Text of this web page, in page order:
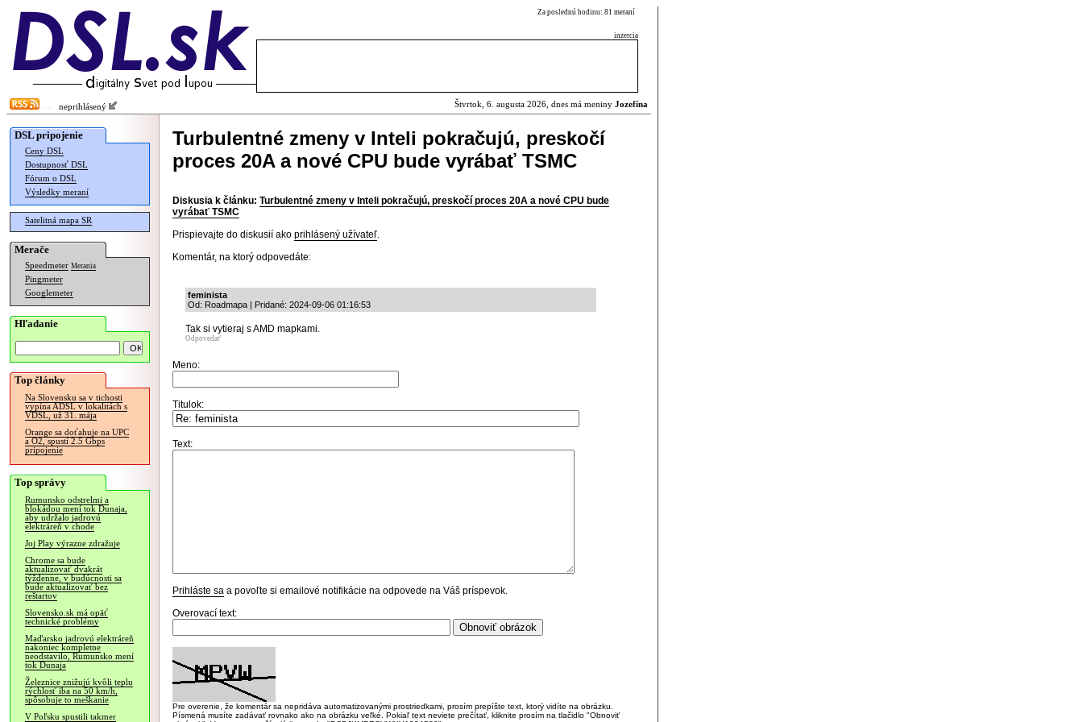
Za poslednú hodinu: 81 meraní
inzercia
neprihlásený Štvrtok, 6. augusta 2026, dnes má meniny Jozefína
DSL pripojenie
Ceny DSL
Dostupnosť DSL
Fórum o DSL
Výsledky meraní
Satelitná mapa SR
Merače
Speedmeter Merania
Pingmeter
Googlemeter
Hľadanie
Top články
Na Slovensku sa v tichosti
vypína ADSL v lokalitách s
VDSL, už 31. mája
Orange sa doťahuje na UPC
a O2, spustí 2.5 Gbps
pripojenie
Top správy
Rumunsko odstrelmi a
blokádou mení tok Dunaja,
aby udržalo jadrovú
elektráreň v chode
Joj Play výrazne zdražuje
Chrome sa bude
aktualizovať dvakrát
týždenne, v budúcnosti sa
bude aktualizovať bez
reštartov
Slovensko.sk má opäť
technické problémy
Maďarsko jadrovú elektráreň
nakoniec kompletne
neodstavilo, Rumunsko mení
tok Dunaja
Železnice znižujú kvôli teplu
rýchlosť iba na 50 km/h,
spôsobuje to meškanie
V Poľsku spustili takmer
Turbulentné zmeny v Inteli pokračujú, preskočí
proces 20A a nové CPU bude vyrábať TSMC
Diskusia k článku: Turbulentné zmeny v Inteli pokračujú, preskočí proces 20A a nové CPU bude
vyrábať TSMC
Prispievajte do diskusií ako prihlásený užívateľ.
Komentár, na ktorý odpovedáte:
feminista
Od: Roadmapa | Pridané: 2024-09-06 01:16:53
Tak si vytieraj s AMD mapkami.
Odpovedať
Meno:
Titulok:
Text:
Prihláste sa a povoľte si emailové notifikácie na odpovede na Váš príspevok.
Overovací text:
Pre overenie, že komentár sa nepridáva automatizovanými prostriedkami, prosím prepíšte text, ktorý vidíte na obrázku.
Písmená musíte zadávať rovnako ako na obrázku veľké. Pokiaľ text neviete prečítať, kliknite prosím na tlačidlo "Obnoviť